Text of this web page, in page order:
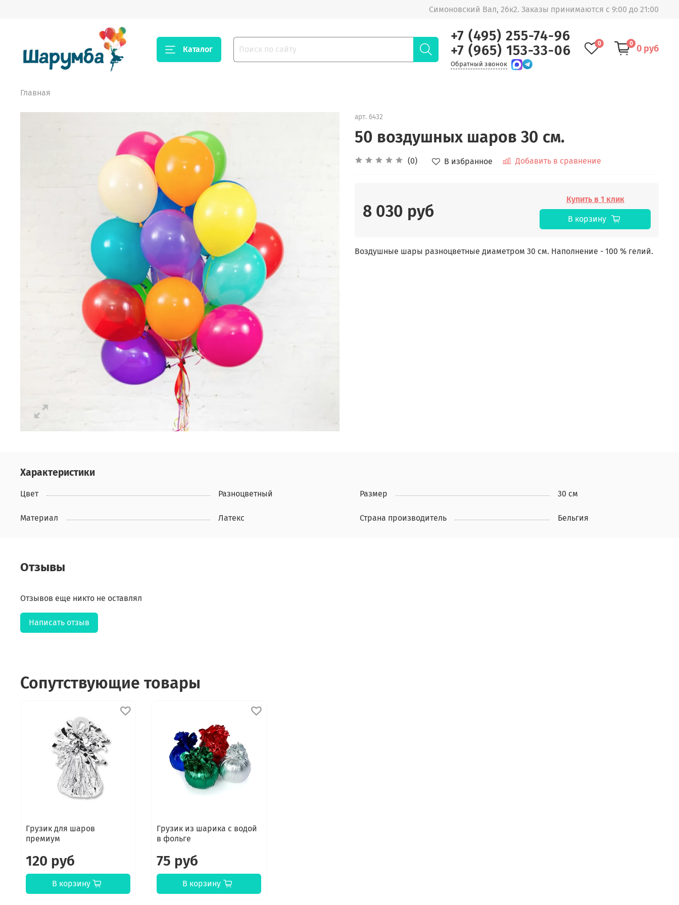
Симоновский Вал, 26к2. Заказы принимаются с 9:00 до 21:00
Каталог
+7 (495) 255-74-96
+7 (965) 153-33-06
Обратный звонок
0 0 0 руб
Главная
арт. 6432
50 воздушных шаров 30 см.
(0) В избранное Добавить в сравнение
8 030 руб
Купить в 1 клик
В корзину
Воздушные шары разноцветные диаметром 30 см. Наполнение - 100 % гелий.
Характеристики
Цвет Разноцветный Размер 30 см
Материал Латекс Страна производитель Бельгия
Отзывы
Отзывов еще никто не оставлял
Написать отзыв
Сопутствующие товары
Грузик для шаров
премиум
120 руб
В корзину
Грузик из шарика с водой
в фольге
75 руб
В корзину